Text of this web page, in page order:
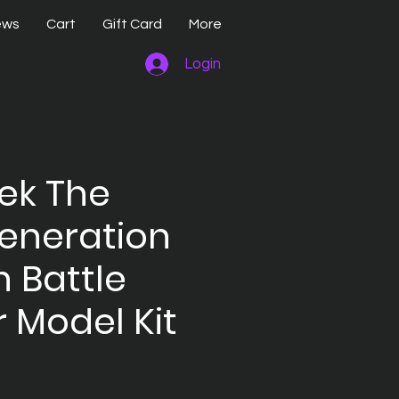
Cart Gift Card More
Login
The
Battle
Model Kit